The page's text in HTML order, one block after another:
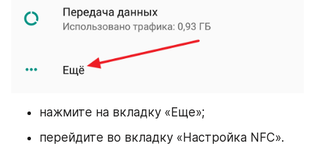
нажмите на вкладку «Еще»;
перейдите во вкладку «Настройка NFC».